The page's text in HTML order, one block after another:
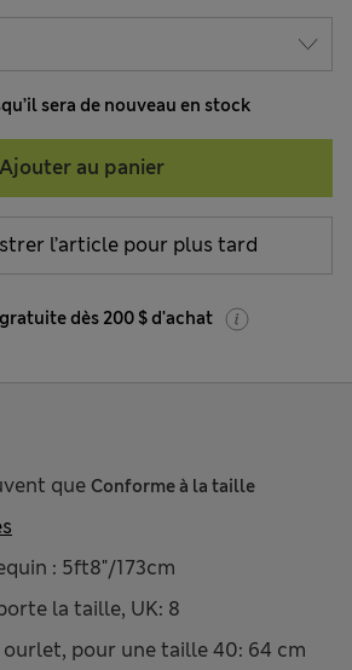
sera de nouveau en stock
Ajouter au panier
l’article pour plus tard
dès 200 $ d'achat
que Conforme à la taille
: 5ft8"/173cm
la taille, UK: 8
pour une taille 40: 64 cm